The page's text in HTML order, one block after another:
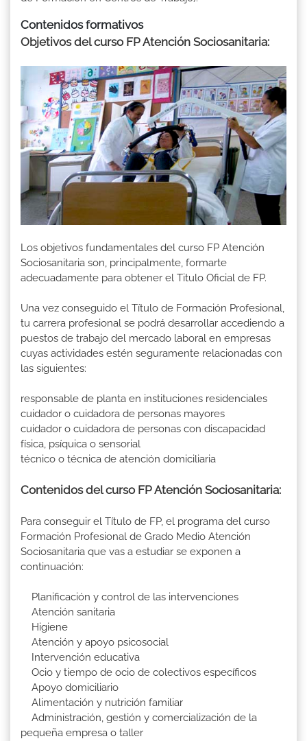
Contenidos formativos
Objetivos del curso FP Atención Sociosanitaria:
Los objetivos fundamentales del curso FP Atención
Sociosanitaria son, principalmente, formarte
adecuadamente para obtener el Titulo Oficial de FP.
Una vez conseguido el Título de Formación Profesional,
tu carrera profesional se podrá desarrollar accediendo a
puestos de trabajo del mercado laboral en empresas
cuyas actividades estén seguramente relacionadas con
las siguientes:
responsable de planta en instituciones residenciales
cuidador o cuidadora de personas mayores
cuidador o cuidadora de personas con discapacidad
física, psíquica o sensorial
técnico o técnica de atención domiciliaria
Contenidos del curso FP Atención Sociosanitaria:
Para conseguir el Título de FP, el programa del curso
Formación Profesional de Grado Medio Atención
Sociosanitaria que vas a estudiar se exponen a
continuación:
Planificación y control de las intervenciones
Atención sanitaria
Higiene
Atención y apoyo psicosocial
Intervención educativa
Ocio y tiempo de ocio de colectivos específicos
Apoyo domiciliario
Alimentación y nutrición familiar
Administración, gestión y comercialización de la
pequeña empresa o taller